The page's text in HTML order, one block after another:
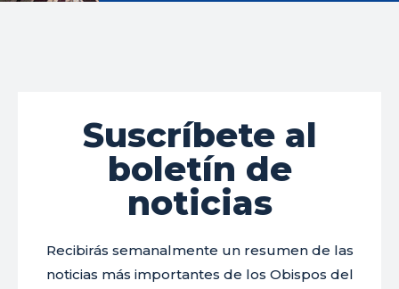
Suscríbete al
boletín de
noticias
Recibirás semanalmente un resumen de las
noticias más importantes de los Obispos del